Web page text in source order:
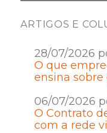
ARTIGOS E
28/07/2026
O que
ensina
06/07/2026
O Contrato
com a rede